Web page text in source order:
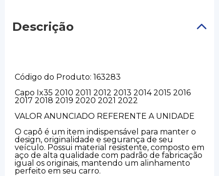
Descrição
Código do Produto: 163283
Capo Ix35 2010 2011 2012 2013 2014 2015 2016
2017 2018 2019 2020 2021 2022
VALOR ANUNCIADO REFERENTE A UNIDADE
O capô é um item indispensável para manter o
design, originalidade e segurança de seu
veículo. Possui material resistente, composto em
aço de alta qualidade com padrão de fabricação
igual os originais, mantendo um alinhamento
perfeito em seu carro.